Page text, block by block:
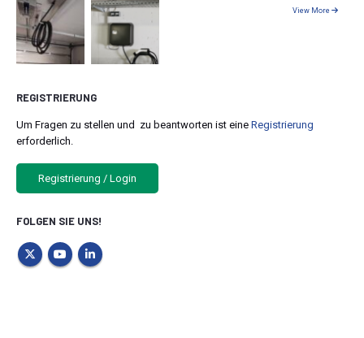
View More
REGISTRIERUNG
Um Fragen zu stellen und zu beantworten ist eine Registrierung
erforderlich.
Registrierung / Login
FOLGEN SIE UNS!